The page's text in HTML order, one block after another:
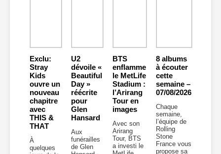
Exclu:
Stray
Kids
ouvre un
nouveau
chapitre
avec
THIS &
THAT
À
quelques
U2
dévoile «
Beautiful
Day »
réécrite
pour
Glen
Hansard
Aux
funérailles
de Glen
BTS
enflamme
le MetLife
Stadium :
l’Arirang
Tour en
images
Avec son
Arirang
Tour, BTS
a investi le
8 albums
à écouter
cette
semaine –
07/08/2026
Chaque
semaine,
l’équipe de
Rolling
Stone
France vous
propose sa